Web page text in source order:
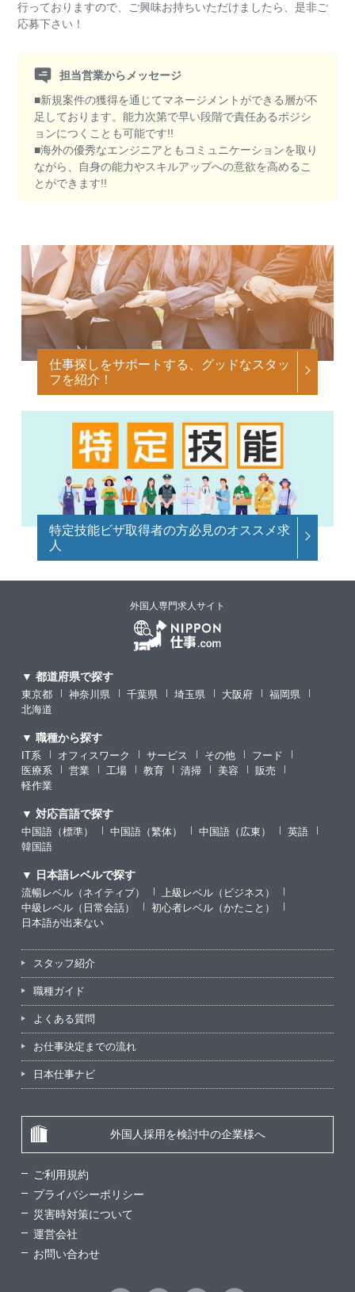
行っておりますので、ご興味お持ちいただけましたら、是非ご
応募下さい！
担当営業からメッセージ
■新規案件の獲得を通じてマネージメントができる層が不
足しております。能力次第で早い段階で責任あるポジシ
ョンにつくことも可能です!!
■海外の優秀なエンジニアともコミュニケーションを取り
ながら、自身の能力やスキルアップへの意欲を高めるこ
とができます!!
仕事探しをサポートする、グッドなスタッ
フを紹介！
特定技能ビザ取得者の方必見のオススメ求
人
外国人専門求人サイト
▼ 都道府県で探す
東京都 神奈川県 千葉県 埼玉県 大阪府
福岡県
北海道
▼ 職種から探す
IT系 オフィスワーク サービス その他
フード
医療系
営業 工場 教育 清掃 美容
販売
軽作業
▼ 対応言語で探す
中国語（標準） 中国語（繁体） 中国語（広東）
英語
韓国語
▼ 日本語レベルで探す
流暢レベル（ネイティブ）
上級レベル（ビジネス）
中級レベル（日常会話）
初心者レベル（かたこと）
日本語が出来ない
スタッフ紹介
職種ガイド
よくある質問
お仕事決定までの流れ
日本仕事ナビ
外国人採用を検討中の企業様へ
ご利用規約
プライバシーポリシー
災害時対策について
運営会社
お問い合わせ